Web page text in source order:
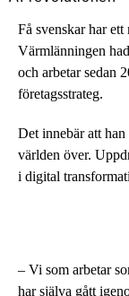
Få svenskar har
Värmlänningen
och arbetar sedan
företagsstrateg.
Det innebär att
världen över.
i digital
– Vi som arbetar
har själva gått